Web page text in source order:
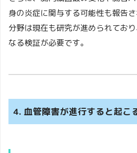
身の炎症に関与する可能性も報告
分野は現在も研究が進められてお
なる検証が必要です。
4. 血管障害が進行すると起こ